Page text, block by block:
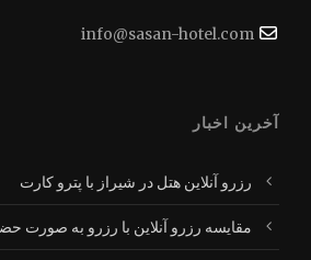
آخرین اخبار
رزرو آنلاین هتل در شیراز با پترو کارت
مقایسه رزرو آنلاین با رزرو به صورت